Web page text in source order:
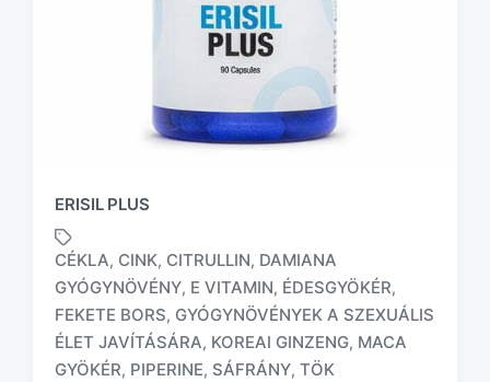
ERISIL PLUS
T
a
g
CÉKLA, CINK, CITRULLIN, DAMIANA
GYÓGYNÖVÉNY, E VITAMIN, ÉDESGYÖKÉR,
FEKETE BORS, GYÓGYNÖVÉNYEK A SZEXUÁLIS
ÉLET JAVÍTÁSÁRA, KOREAI GINZENG, MACA
GYÖKÉR, PIPERINE, SÁFRÁNY, TÖK